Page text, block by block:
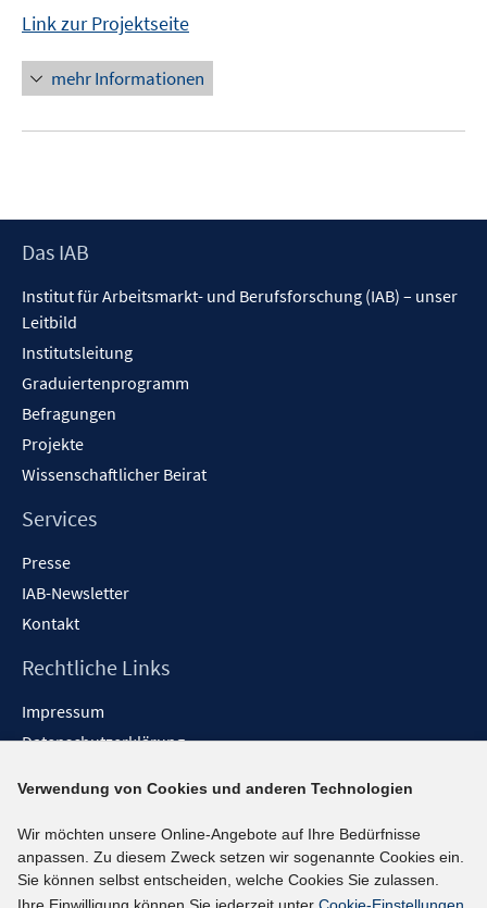
Link zur Projektseite
mehr Informationen
Footer
Das IAB
Institut für Arbeitsmarkt- und Berufsforschung (IAB) – unser
Leitbild
Institutsleitung
Graduiertenprogramm
Befragungen
Projekte
Wissenschaftlicher Beirat
Services
Presse
IAB-Newsletter
Kontakt
Rechtliche Links
Impressum
Datenschutzerklärung
Barrieren melden
Social-Media-Kanäle
BlueSky
Verwendung von Cookies und anderen Technologien
Wir möchten unsere Online-Angebote auf Ihre Bedürfnisse
anpassen. Zu diesem Zweck setzen wir sogenannte Cookies ein.
Sie können selbst entscheiden, welche Cookies Sie zulassen.